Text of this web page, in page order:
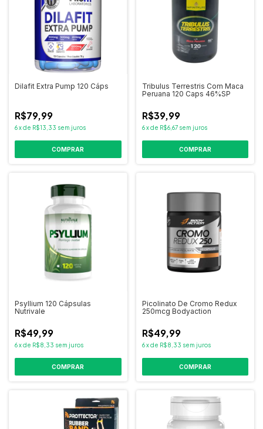
Dilafit Extra Pump 120 Cáps
R$79,99
6xde R$13,33 sem juros
COMPRAR
Tribulus Terrestris Com Maca
Peruana 120 Caps 46%SP
R$39,99
6 xde R$6,67 sem juros
COMPRAR
Psyllium 120 Cápsulas
Nutrivale
R$49,99
6xde R$8,33 sem juros
COMPRAR
Picolinato De Cromo Redux
250mcg Bodyaction
R$49,99
6 xde R$8,33 sem juros